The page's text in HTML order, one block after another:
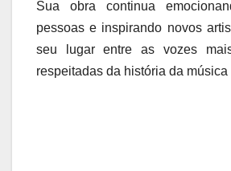
Sua obra continua
pessoas e inspirando novos
seu lugar entre as vozes
respeitadas da história da